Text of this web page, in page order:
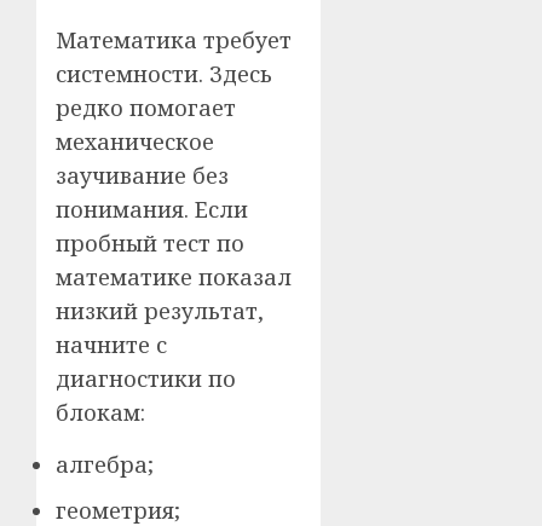
Математика требует
системности. Здесь
редко помогает
механическое
заучивание без
понимания. Если
пробный тест по
математике показал
низкий результат,
начните с
диагностики по
блокам:
алгебра;
геометрия;